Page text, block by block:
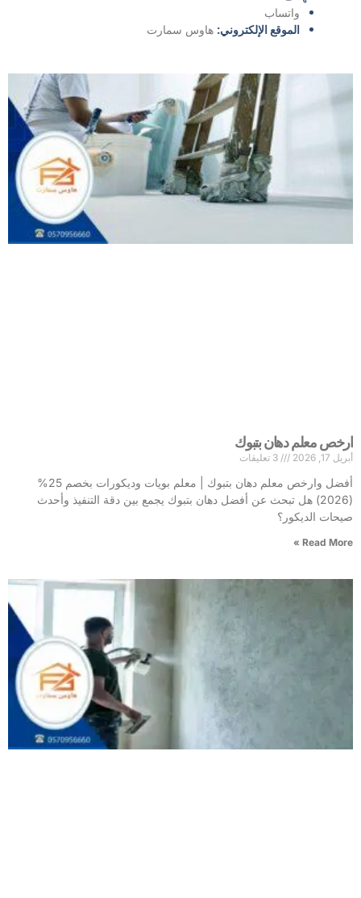
واتساب
الموقع الإلكتروني: هاوس سمارت
ارخص معلم دهان بتبوك
أبريل 17, 2026
أفضل وارخص معلم دهان بتبوك | معلم بويات وديكورات بخصم 25%
(2026) هل تبحث عن أفضل دهان بتبوك يجمع بين دقة التنفيذ وأحدث
صيحات الديكور؟
Read More »